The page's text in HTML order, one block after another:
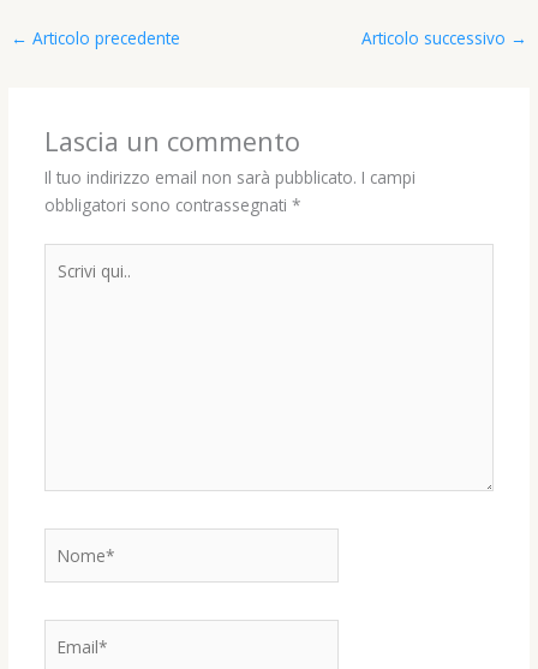
← Articolo precedente Articolo successivo →
Lascia un commento
Il tuo indirizzo email non sarà pubblicato. I campi
obbligatori sono contrassegnati *
qui..